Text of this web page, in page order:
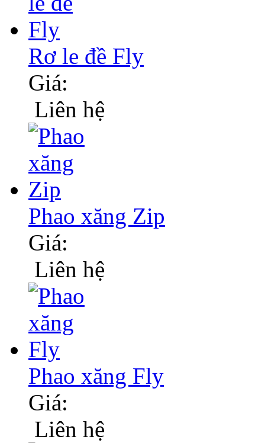
Rơ le đề Fly
Giá:
Liên hệ
Phao xăng Zip
Giá:
Liên hệ
Phao xăng Fly
Giá:
Liên hệ